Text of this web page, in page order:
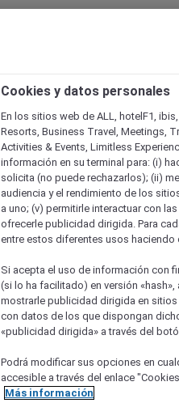
Cookies y datos personales
En los sitios web de ALL, hotelF1,
Resorts, Business Travel, Meetings,
Activities & Events, Limitless
información en su terminal para: (i)
solicita (no puede rechazarlos); (ii)
audiencia y el rendimiento de los
a uno; (v) permitirle interactuar con
ofrecerle publicidad dirigida. Para
entre estos diferentes usos haciendo
Si acepta el uso de información con
(si lo ha facilitado) en versión
mostrarle publicidad dirigida en
con datos de los que dispongan
«publicidad dirigida» a través del
Podrá modificar sus opciones en
accesible a través del enlace
Más información